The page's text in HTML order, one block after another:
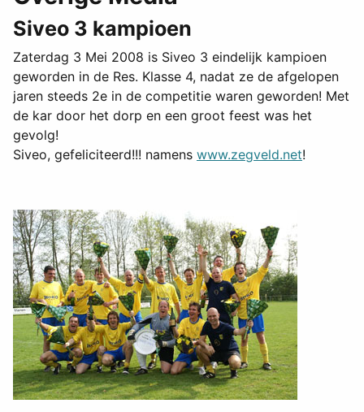
Siveo 3 kampioen
Zaterdag 3 Mei 2008 is Siveo 3 eindelijk kampioen
geworden in de Res. Klasse 4, nadat ze de afgelopen
jaren steeds 2e in de competitie waren geworden! Met
de kar door het dorp en een groot feest was het
gevolg!
Siveo, gefeliciteerd!!! namens www.zegveld.net!